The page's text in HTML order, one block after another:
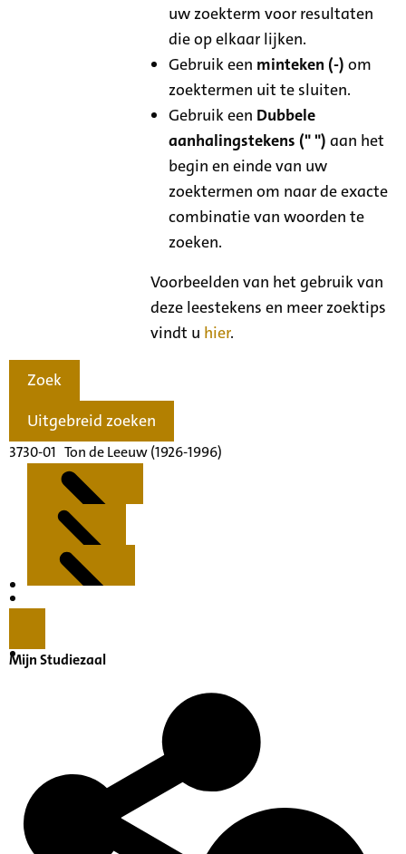
uw zoekterm voor resultaten
die op elkaar lijken.
Gebruik een minteken (-) om
zoektermen uit te sluiten.
Gebruik een Dubbele
aanhalingstekens (" ") aan het
begin en einde van uw
zoektermen om naar de exacte
combinatie van woorden te
zoeken.
Voorbeelden van het gebruik van
deze leestekens en meer zoektips
vindt u hier.
Zoek
Uitgebreid zoeken
3730-01 Ton de Leeuw (1926-1996)
Inventaris
Mijn Studiezaal